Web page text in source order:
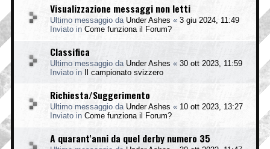
Visualizzazione messaggi non letti
Ultimo messaggio da Under Ashes « 3 giu 2024, 11:49
Inviato in Come funziona il Forum?
Classifica
Ultimo messaggio da Under Ashes « 30 ott 2023, 11:59
Inviato in
Il campionato svizzero
Richiesta/Suggerimento
Ultimo messaggio da Under Ashes « 10 ott 2023, 13:27
Inviato in Come funziona il Forum?
A quarant'anni da quel derby numero 35